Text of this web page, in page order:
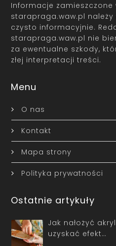
Informacje zamieszczone
starapraga.waw.pl należy
czysto informacyjnie.
starapraga.waw.pl nie
za ewentualne szkody,
złej interpretacji treści.
Menu
O nas
Kontakt
Mapa strony
Polityka prywatności
Ostatnie artykuły
Jak nałożyć
uzyskać efekt…